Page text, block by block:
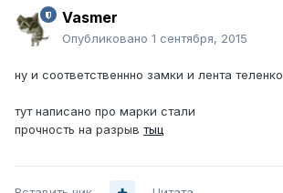
Vasmer
Опубликовано 1 сентября, 2015
ну и соответственнно замки и лента теленко
тут написано про марки стали
прочность на разрыв тыц